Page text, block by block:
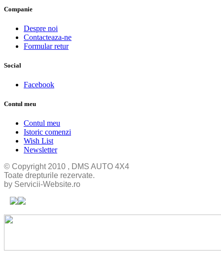
Companie
Despre noi
Contacteaza-ne
Formular retur
Social
Facebook
Contul meu
Contul meu
Istoric comenzi
Wish List
Newsletter
© Copyright 2010 , DMS AUTO 4X4
Toate drepturile rezervate.
by Servicii-Website.ro